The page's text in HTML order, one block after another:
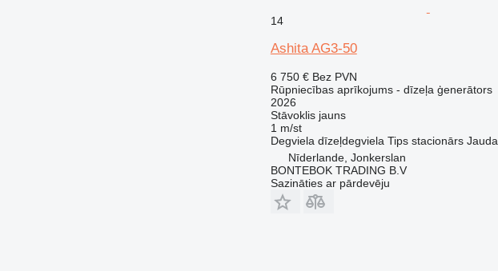
14
Ashita AG3-50
6 750 € Bez PVN
Rūpniecības aprīkojums - dīzeļa ģenerātors
2026
Stāvoklisjauns
1 m/st
Degviela dīzeļdegviela Tips stacionārs Jauda
Nīderlande, Jonkerslan
BONTEBOK TRADING B.V
Sazināties ar pārdevēju